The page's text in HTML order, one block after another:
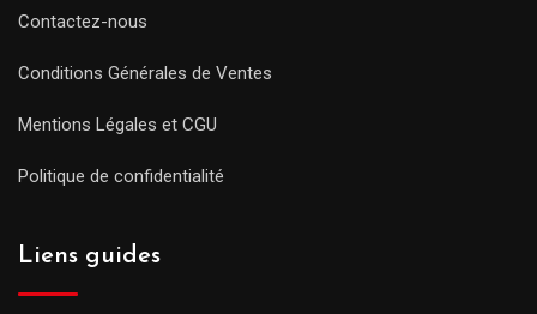
Contactez-nous
Conditions Générales de Ventes
Mentions Légales et CGU
Politique de confidentialité
Liens guides